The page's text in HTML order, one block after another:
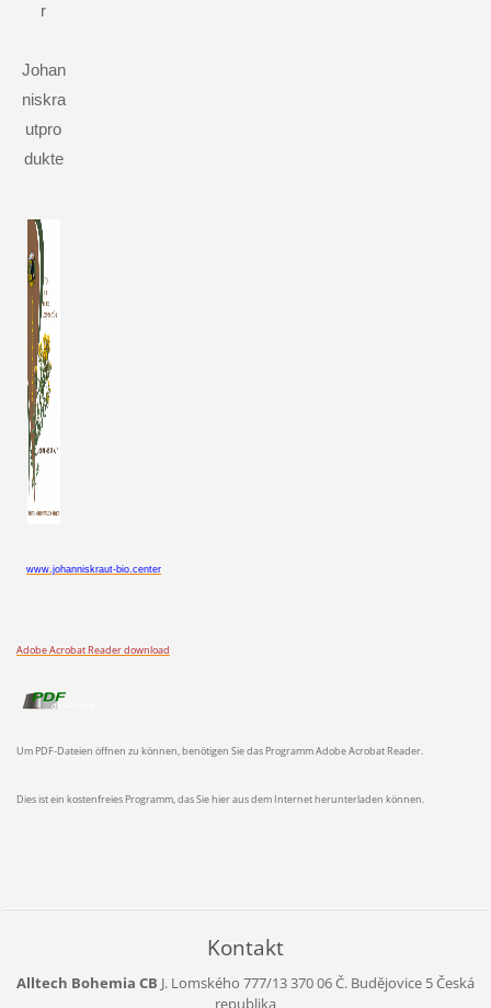
r
Johan
niskra
utpro
dukte
www.johanniskraut-bio.center
Adobe Acrobat Reader download
Um PDF-Dateien öffnen zu können, benötigen Sie das Programm Adobe Acrobat Reader.
Dies ist ein kostenfreies Programm, das Sie hier aus dem Internet herunterladen können.
Kontakt
Alltech Bohemia CB J. Lomského 777/13370 06 Č. Budějovice 5Česká
republika